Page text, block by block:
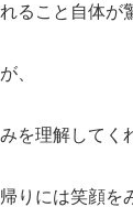
ること自体が
、
を理解してく
りには笑顔を